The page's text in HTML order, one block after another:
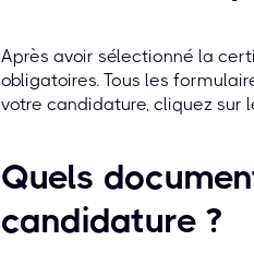
Après avoir sélectionné la
obligatoires. Tous les
votre candidature, cliquez sur
Quels
candidature ?